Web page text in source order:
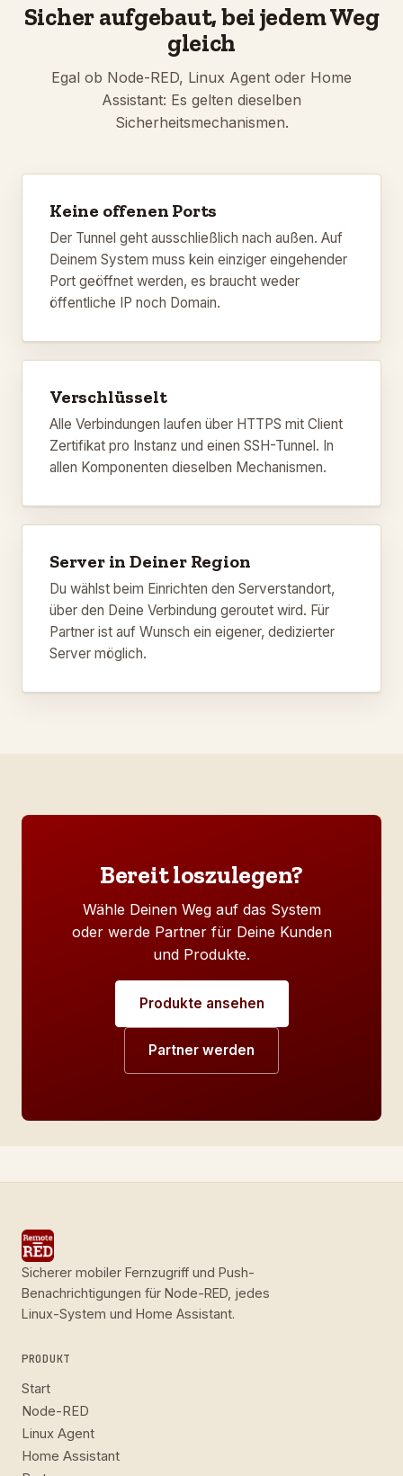
Sicher aufgebaut, bei jedem Weg
gleich
Egal ob Node-RED, Linux Agent oder Home
Assistant: Es gelten dieselben
Sicherheitsmechanismen.
Keine offenen Ports
Der Tunnel geht ausschließlich nach außen. Auf
Deinem System muss kein einziger eingehender
Port geöffnet werden, es braucht weder
öffentliche IP noch Domain.
Verschlüsselt
Alle Verbindungen laufen über HTTPS mit Client
Zertifikat pro Instanz und einen SSH-Tunnel. In
allen Komponenten dieselben Mechanismen.
Server in Deiner Region
Du wählst beim Einrichten den Serverstandort,
über den Deine Verbindung geroutet wird. Für
Partner ist auf Wunsch ein eigener, dedizierter
Server möglich.
Bereit loszulegen?
Wähle Deinen Weg auf das System
oder werde Partner für Deine Kunden
und Produkte.
Produkte ansehen
Partner werden
Sicherer mobiler Fernzugriff und Push-
Benachrichtigungen für Node-RED, jedes
Linux-System und Home Assistant.
PRODUKT
Start
Node-RED
Linux Agent
Home Assistant